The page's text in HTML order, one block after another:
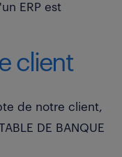
ERP est
client
de notre client,
DE BANQUE